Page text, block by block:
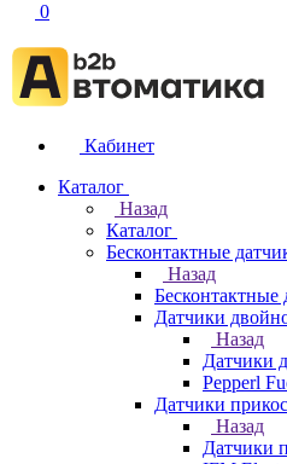
0
Кабинет
Каталог
Назад
Каталог
Бесконтактные
Назад
Бесконтактные
Датчики
Назад
Датчики
Pepperl
Датчики
Назад
Датчики